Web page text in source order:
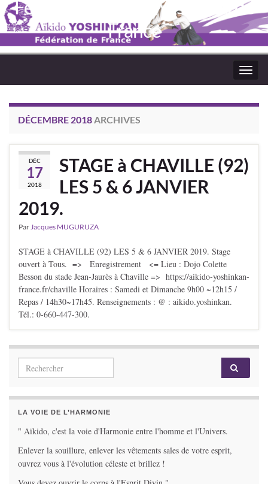
Fédération Aïkido Yoshinkaï de
France
DÉCEMBRE 2018ARCHIVES
DÉC
17
2018
STAGE à CHAVILLE (92)
LES 5 & 6 JANVIER
2019.
ParJacques MUGURUZA
STAGE à CHAVILLE (92) LES 5 & 6 JANVIER 2019. Stage
ouvert à Tous. => Enregistrement <= Lieu : Dojo Colette
Besson du stade Jean-Jaurès à Chaville => https://aikido-yoshinkan-
france.fr/chaville Horaires : Samedi et Dimanche 9h00 ~12h15 /
Repas / 14h30~17h45. Renseignements : @ : aikido.yoshinkan.
Tél.: 0-660-447-300.
Search for:
LA VOIE DE L’HARMONIE
" Aïkido, c'est la voie d'Harmonie entre l'homme et l'Univers.
Enlever la souillure, enlever les vêtements sales de votre esprit,
ouvrez vous à l'évolution céleste et brillez !